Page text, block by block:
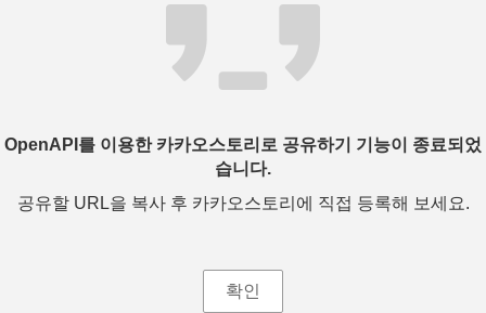
OpenAPI를 이용한 카카오스토리로 공유하기 기능이 종료되었
습니다.
공유할 URL을 복사 후 카카오스토리에 직접 등록해 보세요.
확인